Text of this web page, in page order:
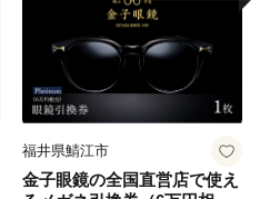
福井県鯖江市
金子眼鏡の全国直営店で使え